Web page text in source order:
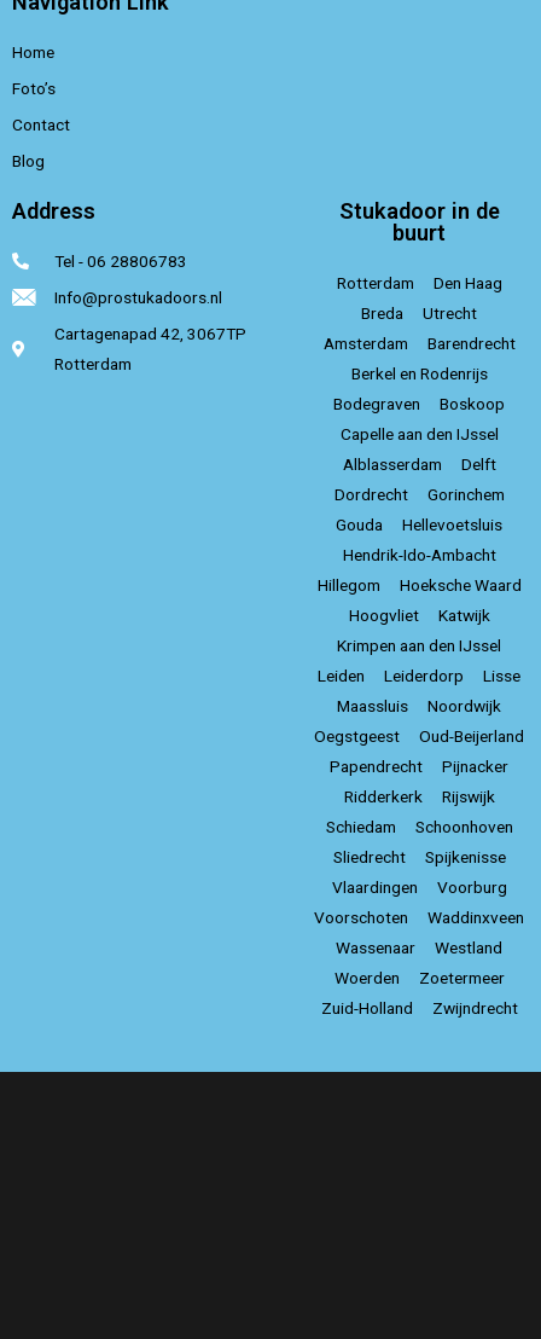
Home
Foto’s
Contact
Blog
Address
Tel - 06 28806783
Info@prostukadoors.nl
Cartagenapad 42, 3067TP
Rotterdam
Stukadoor in de
buurt
Rotterdam
Den Haag
Breda
Utrecht
Amsterdam
Barendrecht
Berkel en Rodenrijs
Bodegraven
Boskoop
Capelle aan den IJssel
Alblasserdam
Delft
Dordrecht
Gorinchem
Gouda
Hellevoetsluis
Hendrik-Ido-Ambacht
Hillegom
Hoeksche Waard
Hoogvliet
Katwijk
Krimpen aan den IJssel
Leiden
Leiderdorp
Lisse
Maassluis
Noordwijk
Oegstgeest
Oud-Beijerland
Papendrecht
Pijnacker
Ridderkerk
Rijswijk
Schiedam
Schoonhoven
Sliedrecht
Spijkenisse
Vlaardingen
Voorburg
Voorschoten
Waddinxveen
Wassenaar
Westland
Woerden
Zoetermeer
Zuid-Holland
Zwijndrecht